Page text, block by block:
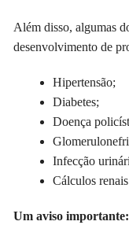
Além disso, algumas
desenvolvimento de
Hipertensão;
Diabetes;
Doença
Infecção
Cálculos
Um aviso